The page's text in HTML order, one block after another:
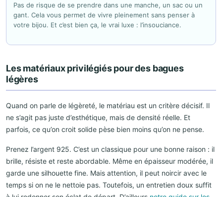
Pas de risque de se prendre dans une manche, un sac ou un
gant. Cela vous permet de vivre pleinement sans penser à
votre bijou. Et c’est bien ça, le vrai luxe : l’insouciance.
Les matériaux privilégiés pour des bagues
légères
Quand on parle de légèreté, le matériau est un critère décisif. Il
ne s’agit pas juste d’esthétique, mais de densité réelle. Et
parfois, ce qu’on croit solide pèse bien moins qu’on ne pense.
Prenez l’argent 925. C’est un classique pour une bonne raison : il
brille, résiste et reste abordable. Même en épaisseur modérée, il
garde une silhouette fine. Mais attention, il peut noircir avec le
temps si on ne le nettoie pas. Toutefois, un entretien doux suffit